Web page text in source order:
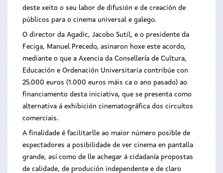
deste xeito o seu labor de difusión e de creación de
públicos para o cinema universal e galego.
O director da Agadic, Jacobo Sutil, e o presidente da
Feciga, Manuel Precedo, asinaron hoxe este acordo,
mediante o que a Axencia da Consellería de Cultura,
Educación e Ordenación Universitaria contribúe con
25.000 euros (1.000 euros máis ca o ano pasado) ao
financiamento desta iniciativa, que se presenta como
alternativa á exhibición cinematográfica dos circuítos
comerciais.
A finalidade é facilitarlle ao maior número posible de
espectadores a posibilidade de ver cinema en pantalla
grande, así como de lle achegar á cidadanía propostas
de calidade, de produción independente e de claro